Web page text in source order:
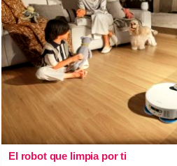
El robot que limpia por ti